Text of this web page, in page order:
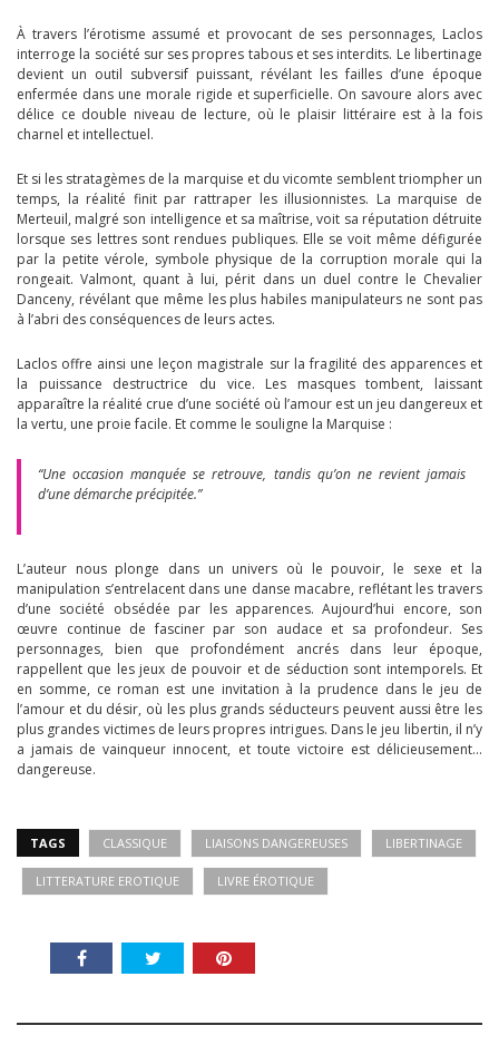
À travers l’érotisme assumé et provocant de ses personnages, Laclos
interroge la société sur ses propres tabous et ses interdits. Le libertinage
devient un outil subversif puissant, révélant les failles d’une époque
enfermée dans une morale rigide et superficielle. On savoure alors avec
délice ce double niveau de lecture, où le plaisir littéraire est à la fois
charnel et intellectuel.
Et si les stratagèmes de la marquise et du vicomte semblent triompher un
temps, la réalité finit par rattraper les illusionnistes. La marquise de
Merteuil, malgré son intelligence et sa maîtrise, voit sa réputation détruite
lorsque ses lettres sont rendues publiques. Elle se voit même défigurée
par la petite vérole, symbole physique de la corruption morale qui la
rongeait. Valmont, quant à lui, périt dans un duel contre le Chevalier
Danceny, révélant que même les plus habiles manipulateurs ne sont pas
à l’abri des conséquences de leurs actes.
Laclos offre ainsi une leçon magistrale sur la fragilité des apparences et
la puissance destructrice du vice. Les masques tombent, laissant
apparaître la réalité crue d’une société où l’amour est un jeu dangereux et
la vertu, une proie facile. Et comme le souligne la Marquise :
“Une occasion manquée se retrouve, tandis qu’on ne revient jamais
d’une démarche précipitée.”
L’auteur nous plonge dans un univers où le pouvoir, le sexe et la
manipulation s’entrelacent dans une danse macabre, reflétant les travers
d’une société obsédée par les apparences. Aujourd’hui encore, son
œuvre continue de fasciner par son audace et sa profondeur. Ses
personnages, bien que profondément ancrés dans leur époque,
rappellent que les jeux de pouvoir et de séduction sont intemporels. Et
en somme, ce roman est une invitation à la prudence dans le jeu de
l’amour et du désir, où les plus grands séducteurs peuvent aussi être les
plus grandes victimes de leurs propres intrigues. Dans le jeu libertin, il n’y
a jamais de vainqueur innocent, et toute victoire est délicieusement…
dangereuse.
TAGS CLASSIQUE LIAISONS DANGEREUSES LIBERTINAGE
LITTERATURE EROTIQUE LIVRE ÉROTIQUE